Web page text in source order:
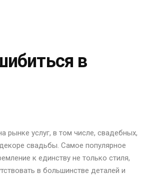
в
рынке услуг, в том числе, свадебных,
свадьбы. Самое популярное
к единству не только стиля,
в большинстве деталей и